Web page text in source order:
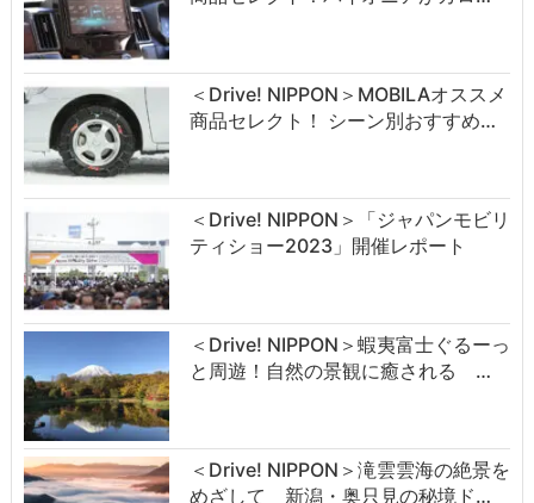
＜Drive! NIPPON＞MOBILAオススメ
商品セレクト！ シーン別おすすめ…
＜Drive! NIPPON＞「ジャパンモビリ
ティショー2023」開催レポート
＜Drive! NIPPON＞蝦夷富士ぐるーっ
と周遊！自然の景観に癒される …
＜Drive! NIPPON＞滝雲雲海の絶景を
めざして 新潟・奥只見の秘境ド…